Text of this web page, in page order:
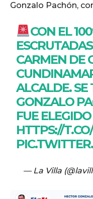
Gonzalo Pachón,
CON EL
CARMEN DE
ALCALDE. SE
GONZALO
FUE
HTTPS://
— La Villa